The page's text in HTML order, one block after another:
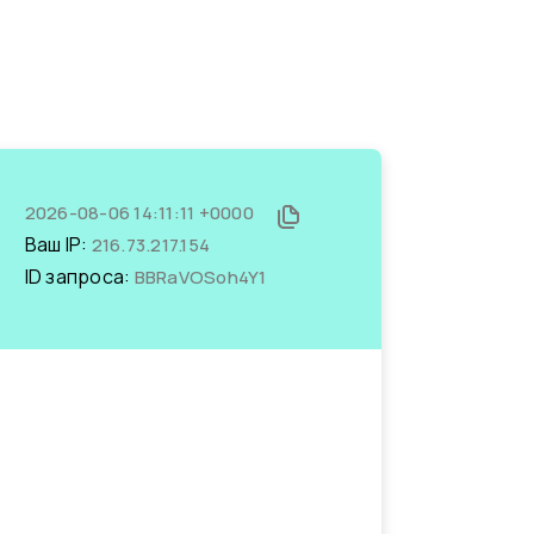
2026-08-06 14:11:11 +0000
Ваш IP: 216.73.217.154
ID запроса: BBRaVOSoh4Y1